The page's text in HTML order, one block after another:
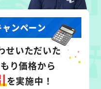
ンペーン
せいただいた
り価格から
を実施中！